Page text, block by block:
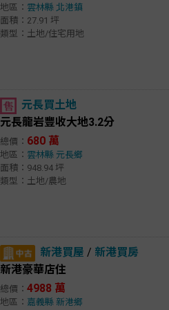
地區： 雲林縣 北港鎮
面積：27.91 坪
類型：土地/住宅用地
元長買土地
元長龍岩豐收大地3.2分
總價： 680 萬
地區： 雲林縣 元長鄉
面積：948.94 坪
類型：土地/農地
新港買屋 / 新港買房
新港豪華店住
總價： 4988 萬
地區： 嘉義縣 新港鄉